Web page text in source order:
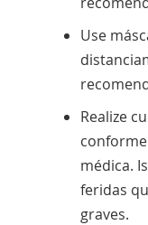
Use
Realize
médica.
feridas
graves.